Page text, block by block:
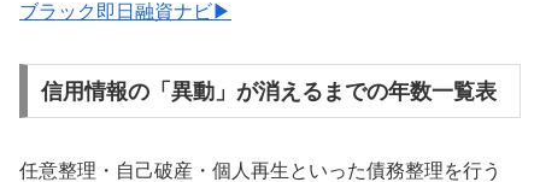
ブラック即日融資ナビ▶
信用情報の「異動」が消えるまでの年数一覧表
任意整理・自己破産・個人再生といった債務整理を行う